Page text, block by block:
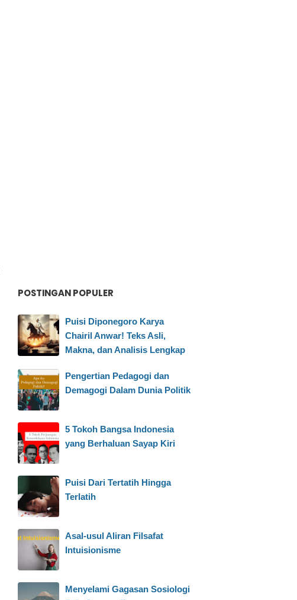
POSTINGAN POPULER
Puisi Diponegoro Karya
Chairil Anwar! Teks Asli,
Makna, dan Analisis Lengkap
Pengertian Pedagogi dan
Demagogi Dalam Dunia Politik
5 Tokoh Bangsa Indonesia
yang Berhaluan Sayap Kiri
Puisi Dari Tertatih Hingga
Terlatih
Asal-usul Aliran Filsafat
Intuisionisme
Menyelami Gagasan Sosiologi